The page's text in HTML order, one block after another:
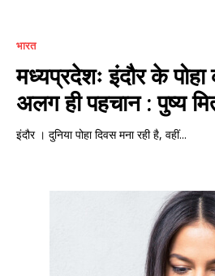
भारत
मध्यप्रदेशः इंदौर के पोहा
अलग ही पहचान : पुष्य
इंदौर । दुनिया पोहा दिवस मना रही है, वहीं...